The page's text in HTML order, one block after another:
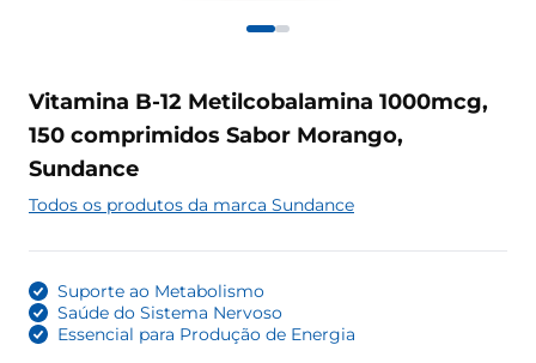
Vitamina B-12 Metilcobalamina 1000mcg,
150 comprimidos Sabor Morango,
Sundance
Todos os produtos da marca Sundance
Suporte ao Metabolismo
Saúde do Sistema Nervoso
Essencial para Produção de Energia